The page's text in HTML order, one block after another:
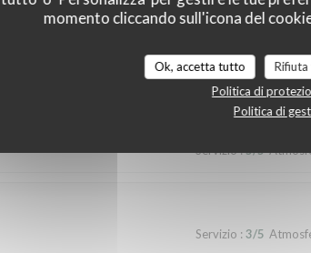
momento cliccando sull'icona del
Ok, accetta tutto
Politica di
Politica di
I pareri dei nostri
Servizio:5/5
Servizio : 3/5